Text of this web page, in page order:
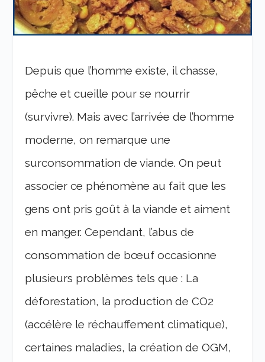
Depuis que l’homme existe, il chasse,
pêche et cueille pour se nourrir
(survivre). Mais avec l’arrivée de l’homme
moderne, on remarque une
surconsommation de viande. On peut
associer ce phénomène au fait que les
gens ont pris goût à la viande et aiment
en manger. Cependant, l’abus de
consommation de bœuf occasionne
plusieurs problèmes tels que : La
déforestation, la production de CO2
(accélère le réchauffement climatique),
certaines maladies, la création de OGM,